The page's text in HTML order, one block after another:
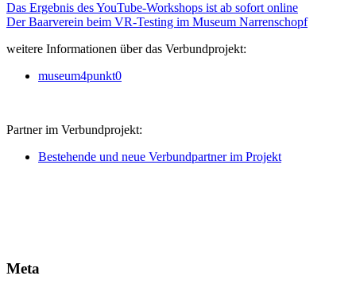
Das Ergebnis des YouTube-Workshops ist ab sofort online
Der Baarverein beim VR-Testing im Museum Narrenschopf
weitere Informationen über das Verbundprojekt:
museum4punkt0
Partner im Verbundprojekt:
Bestehende und neue Verbundpartner im Projekt
Meta